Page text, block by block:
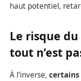
haut potentiel,
Le risque
tout n’est
À l’inverse,